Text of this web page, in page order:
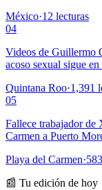
México·12 lecturas
04
Videos de Guillermo
acoso sexual sigue
Quintana Roo·1,391
05
Fallece trabajador de
Carmen a Puerto
Playa del Carmen·583
📰 Tu edición de hoy